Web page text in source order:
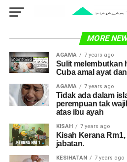
MORE
AGAMA 7 years ago
Sulit melembutkan
Cuba amal ayat
AGAMA 7 years ago
Tidak ada dalam
perempuan tak
atas ibu ayah
KISAH 7 years ago
Kisah Kerana
jabatan.
KESIHATAN 7 years ago